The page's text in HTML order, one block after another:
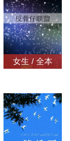
女生 / 全本